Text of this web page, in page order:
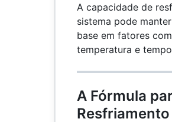
A capacidade de
sistema pode
base em fatores
temperatura e
A Fórmula
Resfriamento